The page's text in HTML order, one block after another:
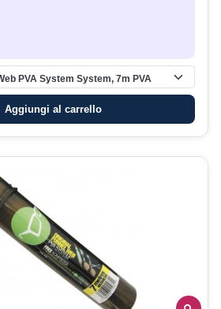
PVA System System, 7m PVA
Aggiungi al carrello